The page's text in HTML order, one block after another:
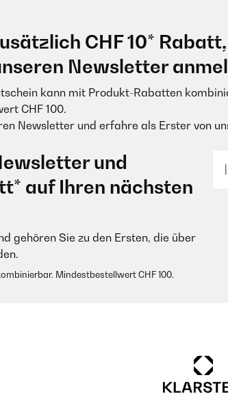
CHF 10*
Newsletter
kann mit Produkt-Rabatten
CHF 100.
Newsletter und erfahre als Erster von
und
auf Ihren nächsten
gehören Sie zu den Ersten, die über
Mindestbestellwert CHF 100.